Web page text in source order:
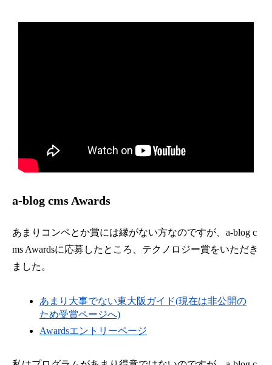
a-blog cms Awards
あまりコンペとか賞には縁がない方なのですが、a-blog c
ms Awardsに応募したところ、テクノロジー賞をいただき
ました。
あまり大事でない東大阪ガイド(現在は非公開の
ため受賞ページへ)
Awardsエントリーページ